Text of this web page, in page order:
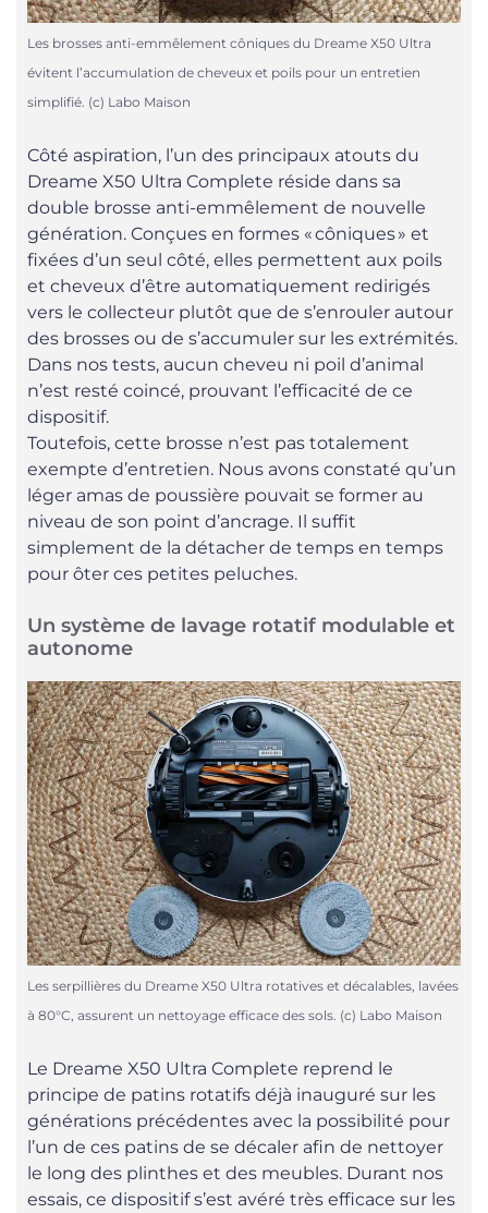
Les brosses anti-emmêlement côniques du Dreame X50 Ultra
évitent l’accumulation de cheveux et poils pour un entretien
simplifié. (c) Labo Maison
Côté aspiration, l’un des principaux atouts du
Dreame X50 Ultra Complete réside dans sa
double brosse anti-emmêlement de nouvelle
génération. Conçues en formes « côniques » et
fixées d’un seul côté, elles permettent aux poils
et cheveux d’être automatiquement redirigés
vers le collecteur plutôt que de s’enrouler autour
des brosses ou de s’accumuler sur les extrémités.
Dans nos tests, aucun cheveu ni poil d’animal
n’est resté coincé, prouvant l’efficacité de ce
dispositif.
Toutefois, cette brosse n’est pas totalement
exempte d’entretien. Nous avons constaté qu’un
léger amas de poussière pouvait se former au
niveau de son point d’ancrage. Il suffit
simplement de la détacher de temps en temps
pour ôter ces petites peluches.
Un système de lavage rotatif modulable et
autonome
Les serpillières du Dreame X50 Ultra rotatives et décalables, lavées
à 80°C, assurent un nettoyage efficace des sols. (c) Labo Maison
Le Dreame X50 Ultra Complete reprend le
principe de patins rotatifs déjà inauguré sur les
générations précédentes avec la possibilité pour
l’un de ces patins de se décaler afin de nettoyer
le long des plinthes et des meubles. Durant nos
essais, ce dispositif s’est avéré très efficace sur les